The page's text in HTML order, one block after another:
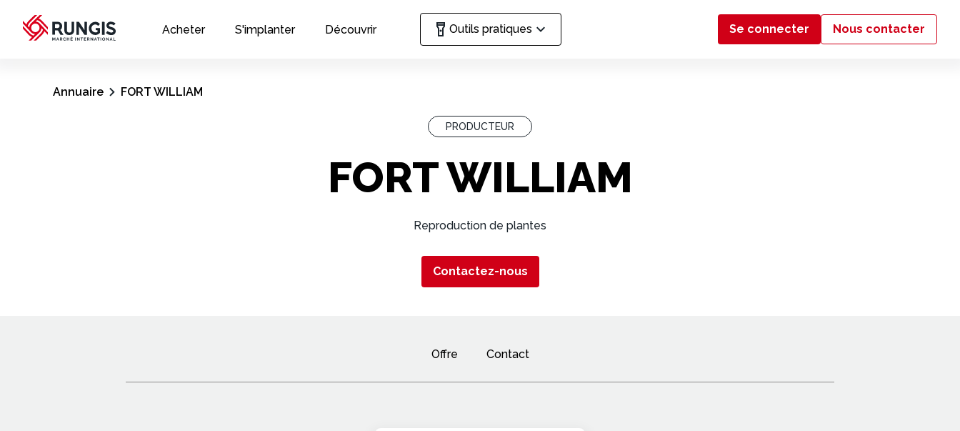
Acheter S'implanter Découvrir Outils pratiques Se connecter Nous contacter
PRODUCTEUR
FORT WILLIAM
Reproduction de plantes
Contactez-nous
Offre Contact
Annuaire FORT WILLIAM